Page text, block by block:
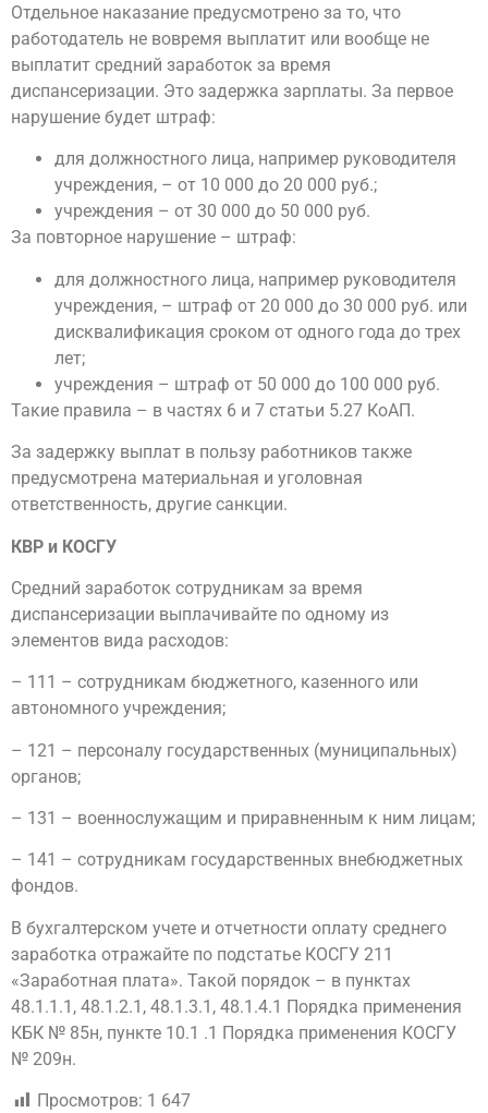
Отдельное наказание предусмотрено за то, что
работодатель не вовремя выплатит или вообще не
выплатит средний заработок за время
диспансеризации. Это задержка зарплаты. За первое
нарушение будет штраф:
для должностного лица, например руководителя
учреждения, – от 10 000 до 20 000 руб.;
учреждения – от 30 000 до 50 000 руб.
За повторное нарушение – штраф:
для должностного лица, например руководителя
учреждения, – штраф от 20 000 до 30 000 руб. или
дисквалификация сроком от одного года до трех
лет;
учреждения – штраф от 50 000 до 100 000 руб.
Такие правила – в частях 6 и 7 статьи 5.27 КоАП.
За задержку выплат в пользу работников также
предусмотрена материальная и уголовная
ответственность, другие санкции.
КВР и КОСГУ
Средний заработок сотрудникам за время
диспансеризации выплачивайте по одному из
элементов вида расходов:
– 111 – сотрудникам бюджетного, казенного или
автономного учреждения;
– 121 – персоналу государственных (муниципальных)
органов;
– 131 – военнослужащим и приравненным к ним лицам;
– 141 – сотрудникам государственных внебюджетных
фондов.
В бухгалтерском учете и отчетности оплату среднего
заработка отражайте по подстатье КОСГУ 211
«Заработная плата». Такой порядок – в пунктах
48.1.1.1, 48.1.2.1, 48.1.3.1, 48.1.4.1 Порядка применения
КБК № 85н, пункте 10.1 .1 Порядка применения КОСГУ
№ 209н.
Просмотров: 1 647